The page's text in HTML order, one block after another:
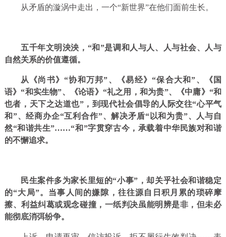
从矛盾的漩涡中走出，一个“新世界”在他们面前生长。
五千年文明泱泱，“和”是调和人与人、人与社会、人与
自然关系的价值遵循。
从《尚书》“协和万邦”、《易经》“保合大和”、《国
语》“和实生物”、《论语》“礼之用，和为贵”、《中庸》“和
也者，天下之达道也”，到现代社会倡导的人际交往“心平气
和”、经商办企“互利合作”、解决矛盾“以和为贵”、人与自
然“和谐共生”……“和”字贯穿古今，承载着中华民族对和谐
的不懈追求。
民生案件多为家长里短的“小事”，却关乎社会和谐稳定
的“大局”。当事人间的嫌隙，往往源自日积月累的琐碎摩
擦、利益纠葛或观念碰撞，一纸判决虽能明辨是非，但未必
能彻底消弭纷争。